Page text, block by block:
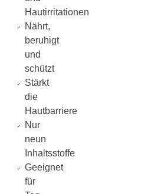
Hautirritationen
Nährt,
beruhigt
und
schützt
Stärkt
die
Hautbarriere
Nur
neun
Inhaltsstoffe
Geeignet
für